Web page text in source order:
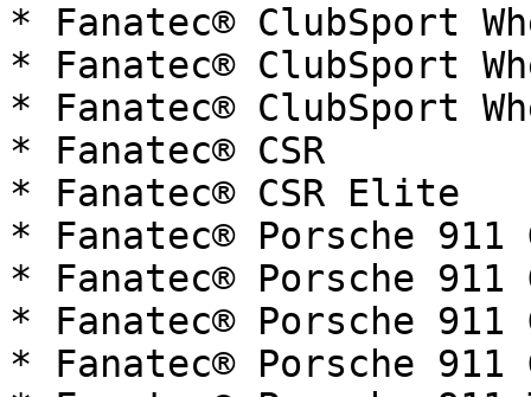
* Fanatec® ClubSport
* Fanatec® ClubSport
* Fanatec® ClubSport
* Fanatec® CSR
* Fanatec® CSR Elite
* Fanatec® Porsche 911
* Fanatec® Porsche 911
* Fanatec® Porsche 911
* Fanatec® Porsche 911